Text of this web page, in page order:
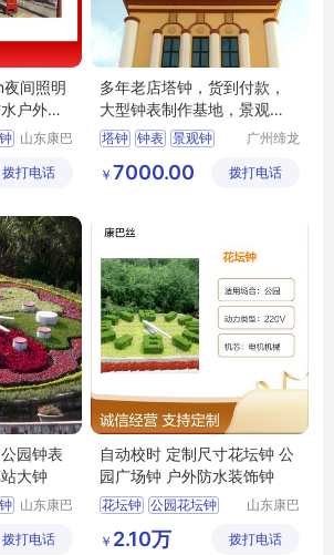
间照明
户外柱
山东康巴
限公司
拨打电话
多年老店塔钟，货到付款，
大型钟表制作基地，景观
钟，认准缔龙
塔钟 钟表 景观钟
广州缔龙
公司
￥ 7000.00 拨打电话
园钟表
大钟
山东康巴
限公司
拨打电话
自动校时 定制尺寸花坛钟 公
园广场钟 户外防水装饰钟
花坛钟 公园花坛钟
小区花坛钟
山东康巴
限公司
￥ 2.10万 拨打电话